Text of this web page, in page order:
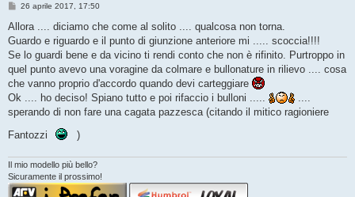
M
s
a
g
i
o
26 aprile 2017, 17:50
Allora .... diciamo che come al solito .... qualcosa non torna.
Guardo e riguardo e il punto di giunzione anteriore mi ..... scoccia!!!!
Se lo guardi bene e da vicino ti rendi conto che non è rifinito. Purtroppo in
quel punto avevo una voragine da colmare e bullonature in rilievo .... cosa
che vanno proprio d'accordo quando devi carteggiare
Ok .... ho deciso! Spiano tutto e poi rifaccio i bulloni .....
....
sperando di non fare una cagata pazzesca (citando il mitico ragioniere
Fantozzi
)
Il mio modello più bello?
Sicuramente il prossimo!